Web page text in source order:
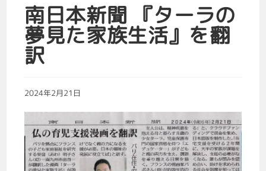
南日本新聞 『ターラの
夢見た家族生活』を翻
訳
2024年2月21日